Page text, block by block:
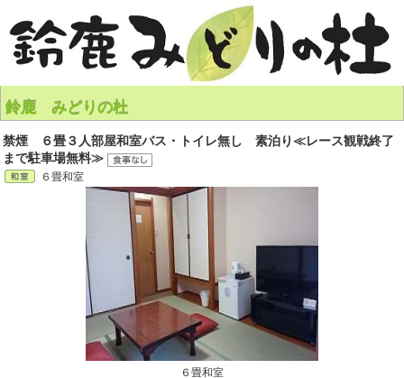
鈴鹿 みどりの杜
禁煙 ６畳３人部屋和室バス・トイレ無し 素泊り≪レース観戦終了
まで駐車場無料≫
６畳和室
６畳和室